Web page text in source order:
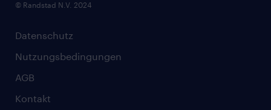
Datenschutz
Nutzungsbedingungen
AGB
Kontakt
© Randstad N.V. 2024